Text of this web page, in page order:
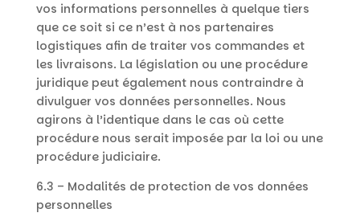
vos informations personnelles à quelque tiers
que ce soit si ce n’est à nos partenaires
logistiques afin de traiter vos commandes et
les livraisons. La législation ou une procédure
juridique peut également nous contraindre à
divulguer vos données personnelles. Nous
agirons à l’identique dans le cas où cette
procédure nous serait imposée par la loi ou une
procédure judiciaire.
6.3 – Modalités de protection de vos données
personnelles